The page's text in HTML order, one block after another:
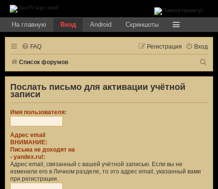
На главную Вход Android Скриншоты
FAQ Вход
Регистрация
Список форумов
Послать письмо для активации учётной
записи
Имя пользователя:
Адрес email
ВНИМАНИЕ:
Письма не доходят на
- yandex.ru!:
Адрес email, связанный с вашей учётной записью. Если вы не
изменили его в Личном разделе, то это адрес email, указанный вами
при регистрации.